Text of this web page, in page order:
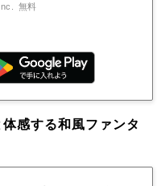
無料
感する和風ファンタ